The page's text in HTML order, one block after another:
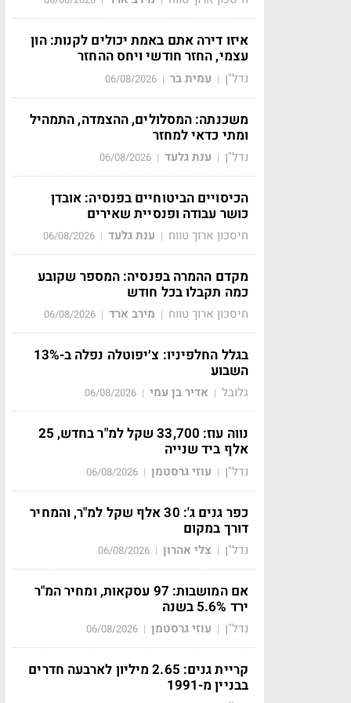
איזו דירה אתם באמת יכולים לקנות: הון
עצמי, החזר חודשי ויחס ההחזר
נדל"ן | עמית בר |
06/08/2026
משכנתה: המסלולים, ההצמדה, התמהיל
ומתי כדאי למחזר
נדל"ן | ענת גלעד |
06/08/2026
הכיסויים הביטוחיים בפנסיה: אובדן
כושר עבודה ופנסיית שאירים
חיסכון ארוך טווח | ענת גלעד |
06/08/2026
מקדם ההמרה בפנסיה: המספר שקובע
כמה תקבלו בכל חודש
חיסכון ארוך טווח | מירב ארד |
06/08/2026
בגלל החלפיניו: צ׳יפוטלה נפלה ב-13%
השבוע
גלובל | אדיר בן עמי |
06/08/2026
נווה עוז: 33,700 שקל למ"ר בחדש, 25
אלף ביד שנייה
נדל"ן | עוזי גרסטמן |
06/08/2026
כפר גנים ג': 30 אלף שקל למ"ר, והמחיר
דורך במקום
נדל"ן | צלי אהרון |
06/08/2026
אם המושבות: 97 עסקאות, ומחיר המ"ר
ירד 5.6% בשנה
נדל"ן | עוזי גרסטמן |
06/08/2026
קריית גנים: 2.65 מיליון לארבעה חדרים
בבניין מ-1991